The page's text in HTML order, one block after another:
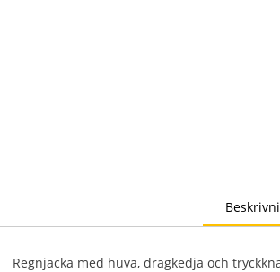
Regnjacka med huva, dragkedja och